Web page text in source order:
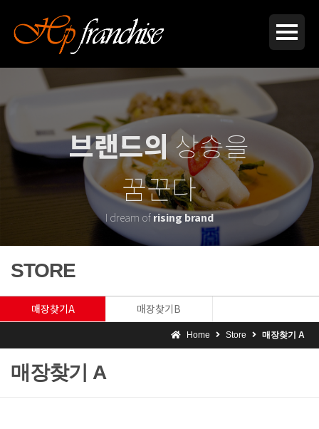
브랜드의 상승을
꿈꾼다
I dream of rising brand
STORE
매장찾기A 매장찾기B
Home Store 매장찾기 A
매장찾기 A